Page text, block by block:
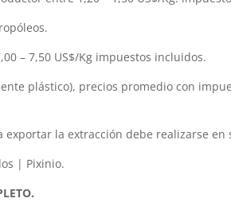
– 7,50 US$/Kg impuestos incluidos.
plástico), precios promedio con
exportar la extracción debe realizarse en
| Pixinio.